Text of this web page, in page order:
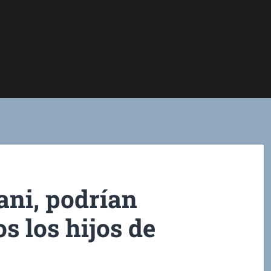
podrían
los hijos de